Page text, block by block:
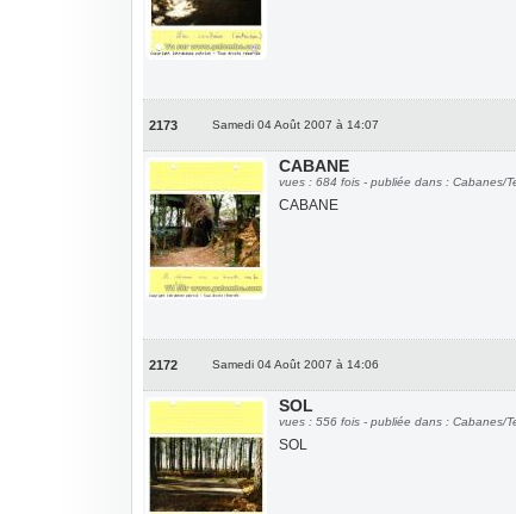
2173 Samedi 04 Août 2007 à 14:07
CABANE
vues : 684 fois - publiée dans : Cabanes/
CABANE
2172 Samedi 04 Août 2007 à 14:06
SOL
vues : 556 fois - publiée dans : Cabanes/
SOL